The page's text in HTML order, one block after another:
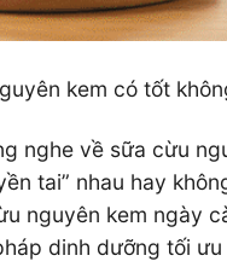
kem có tốt
nghe về sữa cừu
tai” nhau hay
nguyên kem ngày
dinh dưỡng tối